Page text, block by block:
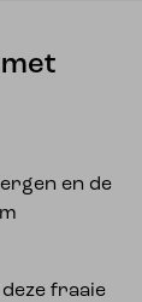
en de
fraaie